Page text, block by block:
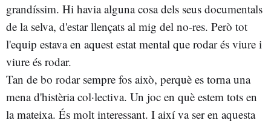
grandíssim. Hi havia alguna cosa dels seus documentals
de la selva, d'estar llençats al mig del no-res. Però tot
l'equip estava en aquest estat mental que rodar és viure i
viure és rodar.
Tan de bo rodar sempre fos això, perquè es torna una
mena d'histèria col·lectiva. Un joc en què estem tots en
la mateixa. És molt interessant. I així va ser en aquesta